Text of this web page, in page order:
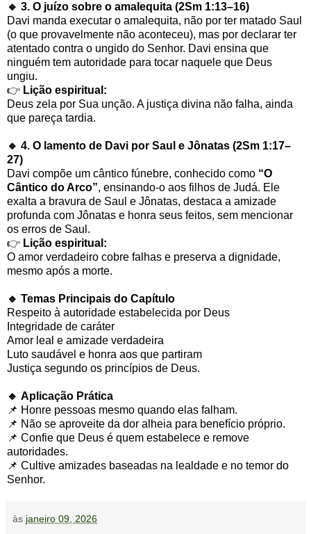
🔹 3. O juízo sobre o amalequita (2Sm 1:13–16)
Davi manda executar o amalequita, não por ter matado Saul
(o que provavelmente não aconteceu), mas por declarar ter
atentado contra o ungido do Senhor. Davi ensina que
ninguém tem autoridade para tocar naquele que Deus
ungiu.
👉 Lição espiritual:
Deus zela por Sua unção. A justiça divina não falha, ainda
que pareça tardia.
🔹 4. O lamento de Davi por Saul e Jônatas (2Sm 1:17–
27)
Davi compõe um cântico fúnebre, conhecido como “O
Cântico do Arco”, ensinando-o aos filhos de Judá. Ele
exalta a bravura de Saul e Jônatas, destaca a amizade
profunda com Jônatas e honra seus feitos, sem mencionar
os erros de Saul.
👉 Lição espiritual:
O amor verdadeiro cobre falhas e preserva a dignidade,
mesmo após a morte.
🔹 Temas Principais do Capítulo
Respeito à autoridade estabelecida por Deus
Integridade de caráter
Amor leal e amizade verdadeira
Luto saudável e honra aos que partiram
Justiça segundo os princípios de Deus.
🔹 Aplicação Prática
📌 Honre pessoas mesmo quando elas falham.
📌 Não se aproveite da dor alheia para benefício próprio.
📌 Confie que Deus é quem estabelece e remove
autoridades.
📌 Cultive amizades baseadas na lealdade e no temor do
Senhor.
às janeiro 09, 2026